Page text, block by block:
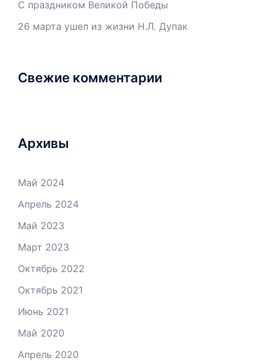
С праздником Великой Победы
26 марта ушел из жизни Н.Л. Дупак
Свежие комментарии
Архивы
Май 2024
Апрель 2024
Май 2023
Март 2023
Октябрь 2022
Октябрь 2021
Июнь 2021
Май 2020
Апрель 2020